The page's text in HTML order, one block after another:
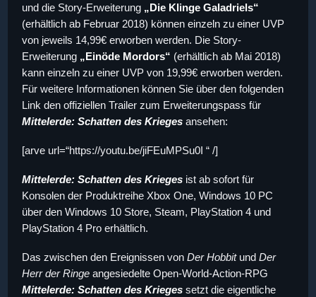
und die Story-Erweiterung „Die Klinge Galadriels“
(erhältlich ab Februar 2018) können einzeln zu einer UVP
von jeweils 14,99€ erworben werden. Die Story-
Erweiterung „Einöde Mordors“ (erhältlich ab Mai 2018)
kann einzeln zu einer UVP von 19,99€ erworben werden.
Für weitere Informationen können Sie über den folgenden
Link den offiziellen Trailer zum Erweiterungspass für
Mittelerde: Schatten des Krieges ansehen:
[arve url=“https://youtu.be/jiFEuMPSu0I “ /]
Mittelerde: Schatten des Krieges ist ab sofort für
Konsolen der Produktreihe Xbox One, Windows 10 PC
über den Windows 10 Store, Steam, PlayStation 4 und
PlayStation 4 Pro erhältlich.
Das zwischen den Ereignissen von Der Hobbitund Der
Herr der Ringe angesiedelte Open-World-Action-RPG
Mittelerde: Schatten des Krieges setzt die eigentliche